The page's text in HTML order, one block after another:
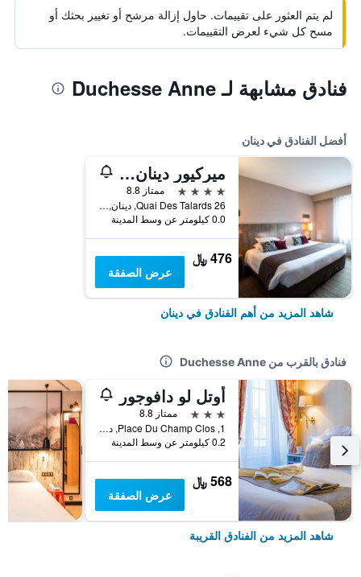
لم يتم العثور على تقييمات. حاول إزالة مرشح أو تغيير بحثك أو
مسح كل شيء لعرض التقييمات.
فنادق مشابهة لـ Duchesse Anne
أفضل الفنادق في دينان
ميركيور دينان بورت لو جيرزوال
4 نجوم
ممتاز 8.8
26 Quai Des Talards, دينان, منطقة بريتاني, فرنسا
0.0 كيلومتر عن وسط المدينة
476 ﷼
عرض الصفقة
شاهد المزيد من أهم الفنادق في دينان
فنادق بالقرب من Duchesse Anne
أوتل لو دافوجور
3 نجوم
ممتاز 8.8
1, Place Du Champ Clos, دينان, منطقة بريتاني, فرنسا
0.2 كيلومتر عن وسط المدينة
568 ﷼
عرض الصفقة
شاهد المزيد من الفنادق القريبة